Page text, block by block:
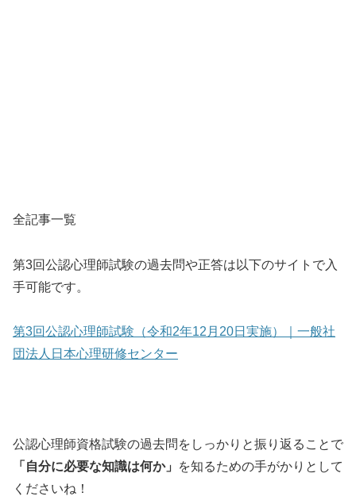
全記事一覧
第3回公認心理師試験の過去問や正答は以下のサイトで入
手可能です。
第3回公認心理師試験（令和2年12月20日実施）｜一般社
団法人日本心理研修センター
公認心理師資格試験の過去問をしっかりと振り返ることで
「自分に必要な知識は何か」
を知るための手がかりとして
くださいね！